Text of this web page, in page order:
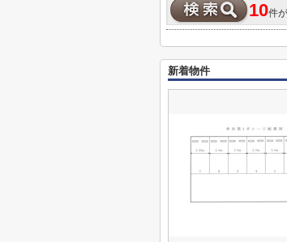
10件
新着物件